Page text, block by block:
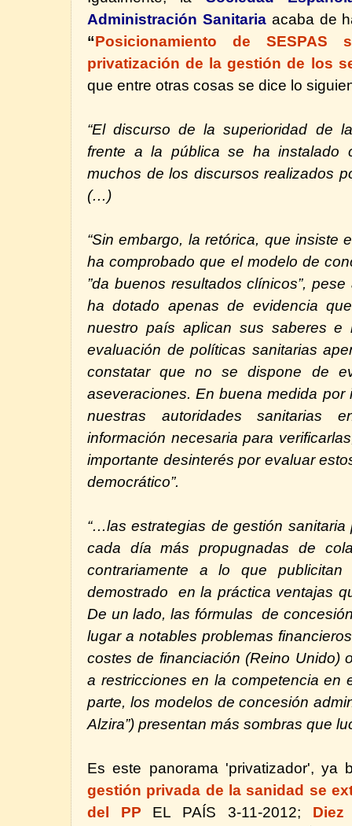
Administración Sanitariaacaba de
“Posicionamiento de
privatización de la gestión de los
que entre otras cosas se dice lo
“El discurso de la superioridad de
frente a la pública se ha instalado
muchos de los discursos realizados
(…)
“Sin embargo, la retórica, que insiste
ha comprobado que el modelo de
”da buenos resultados clínicos”,
ha dotado apenas de evidencia
nuestro país aplican sus saberes e
evaluación de políticas sanitarias
constatar que no se dispone de
aseveraciones. En buena medida por
nuestras autoridades
información necesaria para
importante desinterés por evaluar
democrático”.
“…las estrategias de gestión
cada día más propugnadas de
contrariamente a lo que
demostrado
en la práctica ventajas
De un lado, las fórmulas de
lugar a notables problemas
costes de financiación (Reino Unido)
a restricciones en la competencia en
parte, los modelos de concesión
Alzira”) presentan más sombras que
Es este panorama 'privatizador', ya
gestión privada de la sanidad se
del PP
EL PAÍS 3-11-2012;